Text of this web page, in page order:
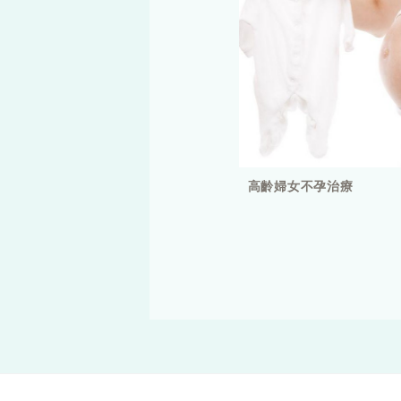
高齡婦女不孕治療